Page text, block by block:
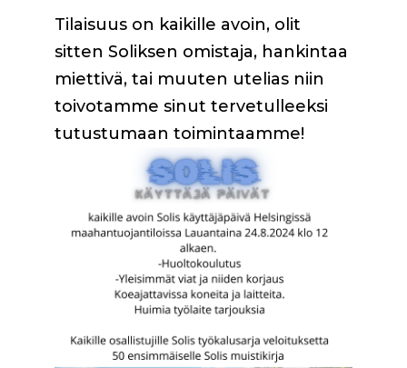
Tilaisuus on kaikille avoin, olit
sitten Soliksen omistaja, hankintaa
miettivä, tai muuten utelias niin
toivotamme sinut tervetulleeksi
tutustumaan toimintaamme!